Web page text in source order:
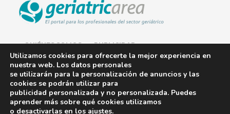
QUIÉNES SOMOS PUBLICIDAD
AVISO LEGAL
POLÍTICA DE COOKIES
POLÍTICA DE PRIVACIDAD
Utilizamos cookies para ofrecerte la mejor experiencia en
nuestra web. Los datos personales
se utilizarán para la personalización de anuncios y las
cookies se podrán utilizar para
publicidad personalizada y no personalizada. Puedes
aprender más sobre qué cookies utilizamos
o desactivarlas en los ajustes.